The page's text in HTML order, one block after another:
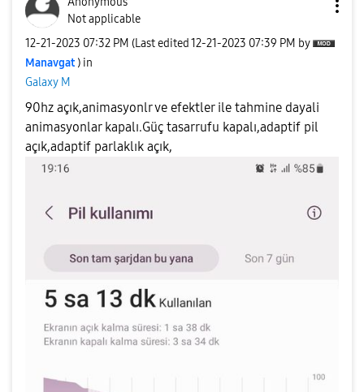
Not applicable
‎12-21-2023 07:32 PM (Last edited ‎12-21-2023 07:39 PM by
Manavgat ) in
Galaxy M
90hz açık,animasyonlr ve efektler ile tahmine dayali
animasyonlar kapalı.Güç tasarrufu kapalı,adaptif pil
açık,adaptif parlaklık açık,